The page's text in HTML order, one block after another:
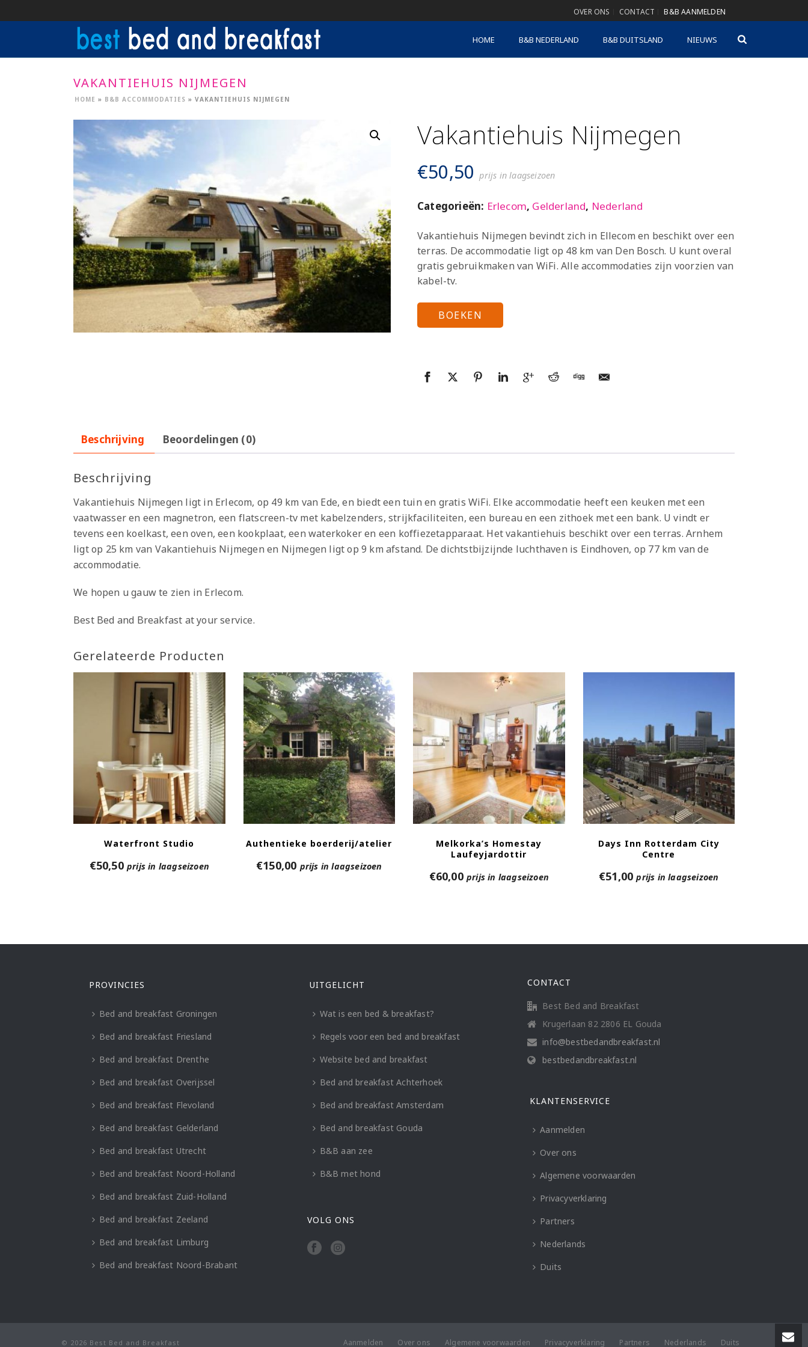
OVER ONS CONTACT B&B AANMELDEN
HOME B&B NEDERLAND B&B DUITSLAND NIEUWS
VAKANTIEHUIS NIJMEGEN
HOME » B&B ACCOMMODATIES » VAKANTIEHUIS NIJMEGEN
Vakantiehuis Nijmegen
€50,50 prijs in laagseizoen
Categorieën: Erlecom, Gelderland, Nederland
Vakantiehuis Nijmegen bevindt zich in Ellecom en beschikt over een
terras. De accommodatie ligt op 48 km van Den Bosch. U kunt overal
gratis gebruikmaken van WiFi. Alle accommodaties zijn voorzien van
kabel-tv.
BOEKEN
Beschrijving Beoordelingen (0)
Beschrijving
Vakantiehuis Nijmegen ligt in Erlecom, op 49 km van Ede, en biedt een tuin en gratis WiFi. Elke accommodatie heeft een keuken met een
vaatwasser en een magnetron, een flatscreen-tv met kabelzenders, strijkfaciliteiten, een bureau en een zithoek met een bank. U vindt er
tevens een koelkast, een oven, een kookplaat, een waterkoker en een koffiezetapparaat. Het vakantiehuis beschikt over een terras. Arnhem
ligt op 25 km van Vakantiehuis Nijmegen en Nijmegen ligt op 9 km afstand. De dichtstbijzijnde luchthaven is Eindhoven, op 77 km van de
accommodatie.
We hopen u gauw te zien in Erlecom.
Best Bed and Breakfast at your service.
Gerelateerde Producten
Waterfront Studio
€50,50 prijs in laagseizoen
Authentieke boerderij/atelier
€150,00 prijs in laagseizoen
Melkorka’s Homestay
Laufeyjardottir
€60,00 prijs in laagseizoen
Days Inn Rotterdam City
Centre
€51,00 prijs in laagseizoen
PROVINCIES
Bed and breakfast Groningen
Bed and breakfast Friesland
Bed and breakfast Drenthe
Bed and breakfast Overijssel
Bed and breakfast Flevoland
Bed and breakfast Gelderland
Bed and breakfast Utrecht
Bed and breakfast Noord-Holland
Bed and breakfast Zuid-Holland
Bed and breakfast Zeeland
Bed and breakfast Limburg
Bed and breakfast Noord-Brabant
UITGELICHT
Wat is een bed & breakfast?
Regels voor een bed and breakfast
Website bed and breakfast
Bed and breakfast Achterhoek
Bed and breakfast Amsterdam
Bed and breakfast Gouda
B&B aan zee
B&B met hond
VOLG ONS
CONTACT
Best Bed and Breakfast
Krugerlaan 82 2806 EL Gouda
info@bestbedandbreakfast.nl
bestbedandbreakfast.nl
KLANTENSERVICE
Aanmelden
Over ons
Algemene voorwaarden
Privacyverklaring
Partners
Nederlands
Duits
© 2026 Best Bed and Breakfast Aanmelden Over ons Algemene voorwaarden Privacyverklaring Partners Nederlands Duits